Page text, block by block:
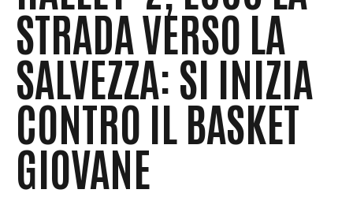
STRADA VERSO LA
SALVEZZA: SI INIZIA
CONTRO IL BASKET
GIOVANE